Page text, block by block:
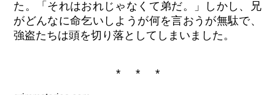
た。「それはおれじゃなくて弟だ。」しかし、兄
がどんなに命乞いしようが何を言おうが無駄で、
強盗たちは頭を切り落としてしまいました。
* * *